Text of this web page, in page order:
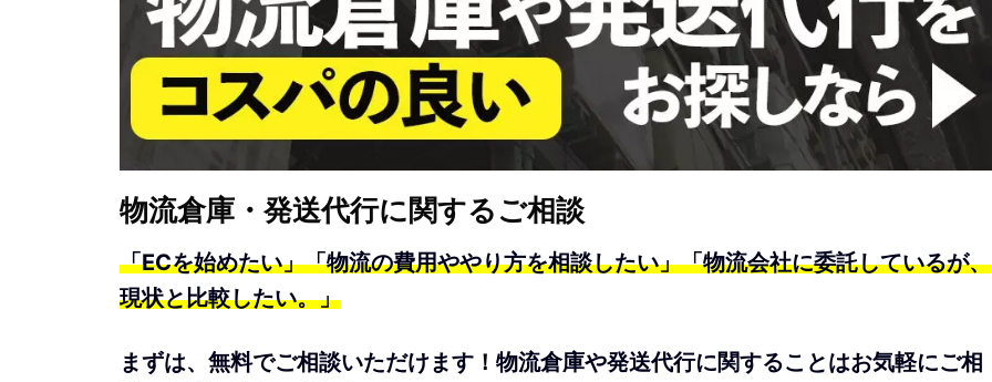
当社ホームページの個人情報保護方針をご覧下さい。
（１０）当社の個人情報の取扱いに関する苦情、相談等の問合せ先
窓口の名称：個人情報相談窓口
個人情報保護管理者：芦澤 和男
住所：埼玉県朝霞市上内間木713-1
詳しくはこちら
物流倉庫・発送代行に関するご相談
「ECを始めたい」「物流の費用ややり方を相談したい」「物流会社に委託しているが、
現状と比較したい。」
まずは、無料でご相談いただけます！物流倉庫や発送代行に関することはお気軽にご相